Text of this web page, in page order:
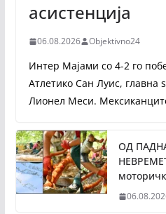
асистенција
06.08.2026 Objektivno24
Интер Мајами со 4-2 го
Атлетико Сан Луис, главна
Лионел Меси.
ОД